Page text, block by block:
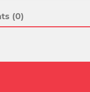
(0)